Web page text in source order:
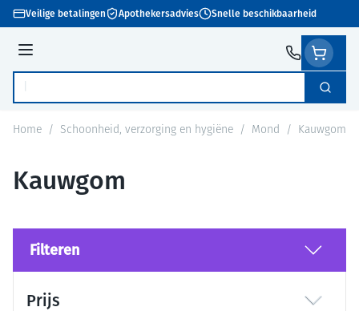
Ga naar de inhoud
Veilige betalingen Apothekersadvies Snelle beschikbaarheid
Menu
Product, merk, categorie... Zoek
Home / Schoonheid, verzorging en hygiëne / Mond / Kauwgom
Kauwgom
Filteren
Prijs